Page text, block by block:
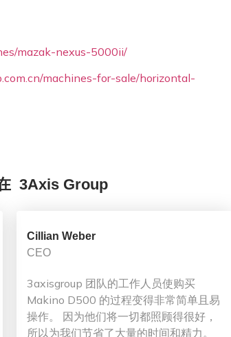
mazak-nexus-5000ii/
machines-for-sale/horizontal-
3Axis Group
Cillian Weber
CEO
3axisgroup 团队的工作人员使购买
Makino D500 的过程变得非常简单且易
操作。 因为他们将一切都照顾得很好，
所以为我们节省了大量的时间和精力。